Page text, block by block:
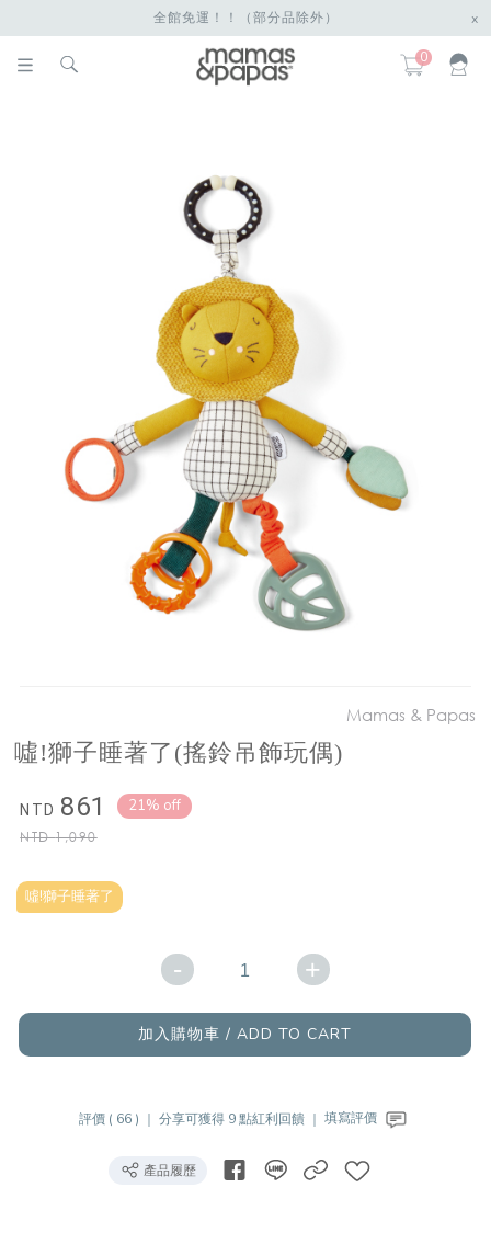
全館免運！！（部分品除外） x
0
Mamas & Papas
噓!獅子睡著了(搖鈴吊飾玩偶)
NTD 861
NTD1,090
21% off
噓!獅子睡著了
- +
加入購物車 / ADD TO CART
評價 ( 66 ) ｜分享可獲得 9 點紅利回饋 ｜填寫評價
產品履歷